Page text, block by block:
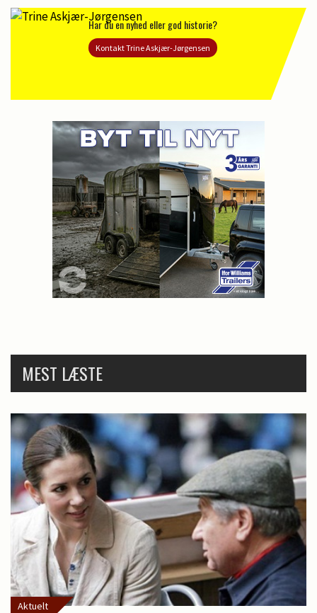
Har du en nyhed eller god historie?
Kontakt Trine Askjær-Jørgensen
MEST LÆSTE
Aktuelt